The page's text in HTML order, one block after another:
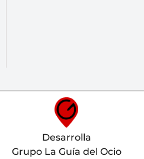
Desarrolla
Grupo La Guía del Ocio